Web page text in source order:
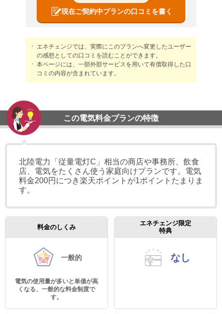
現在ご契約中プランの口コミを書く
エネチェンジでは、実際にこのプランへ変更したユーザー
の感想としての口コミを読むことができます。
本ページには、一部外部サービスを用いて有償取得した口
コミの内容が含まれています。
この電気料金プランの特徴
北陸電力「従量電灯C」相当の商店や事務所、飲食
店、電気をたくさん使う家庭向けプランです。電気
料金200円につき楽天ポイントが1ポイントたまりま
す。
料金のしくみ
一般的
電気の使用量が多いと単価が高
くなる、一般的な料金制度で
す。
エネチェンジ限定
特典
なし